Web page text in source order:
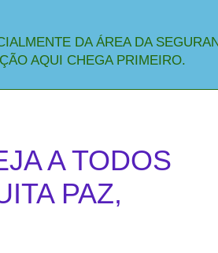
DA ÁREA DA
AQUI CHEGA PRIMEIRO.
A TODOS
PAZ,